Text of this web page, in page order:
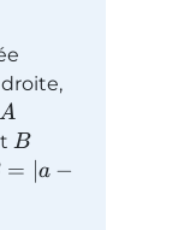
A
B
= a −